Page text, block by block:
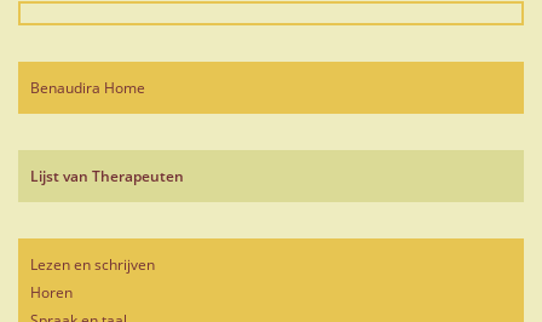
Benaudira Home
Lijst van Therapeuten
Lezen en schrijven
Horen